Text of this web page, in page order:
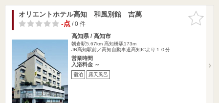
お気に入
りに追加
オリエントホテル高知 和風別館 吉萬
-点/ 0 件
高知県 / 高知市
朝倉駅5.67km 高知橋駅173m
JR高知駅前／高知自動車道高知ICより１０分
営業時間
入浴料金 ～
宿泊 露天風呂